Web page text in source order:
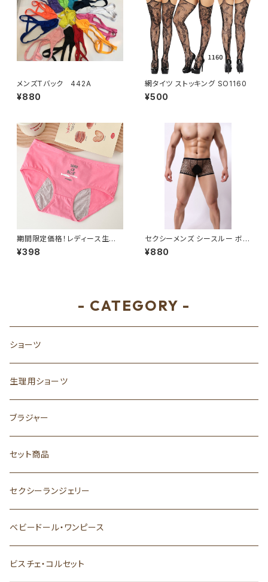
メンズTバック 442A
¥880
網タイツ ストッキング SO1160
¥500
期間限定価格！レディース生理
ショーツサニタリーUL905-3
¥398
セクシーメンズ シースルー ボク
サーパンツ レース調 MS-D63
¥880
- CATEGORY -
ショーツ
生理用ショーツ
ブラジャー
セット商品
セクシーランジェリー
ベビードール・ワンピース
ビスチェ・コルセット